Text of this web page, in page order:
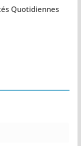
Quotidiennes